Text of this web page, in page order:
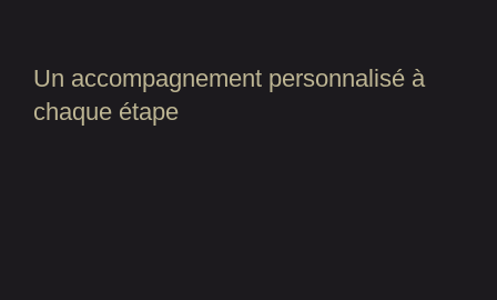
Un accompagnement personnalisé à
chaque étape